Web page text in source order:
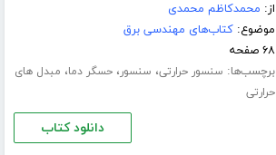
از: محمدکاظم محمدی
موضوع:کتاب‌های مهندسی برق
۶۸ صفحه
برچسب‌ها: سنسور حرارتی، سنسور،حسگر دما، مبدل های
حرارتی
دانلود کتاب